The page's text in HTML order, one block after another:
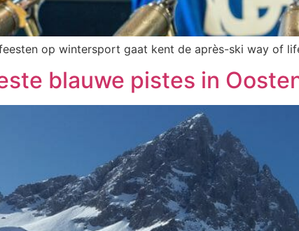
op wintersport gaat kent de après-ski way of
blauwe pistes in